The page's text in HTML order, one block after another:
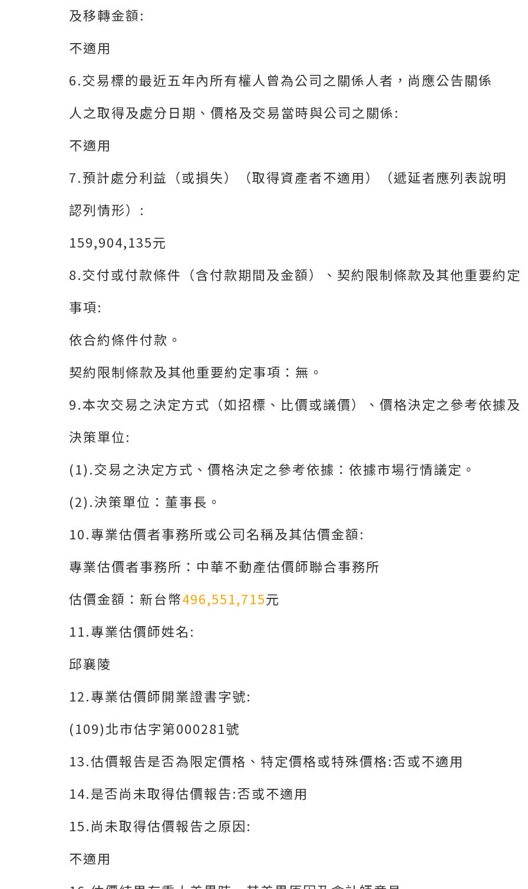
及移轉金額:
不適用
6.交易標的最近五年內所有權人曾為公司之關係人者，尚應公告關係
人之取得及處分日期、價格及交易當時與公司之關係:
不適用
7.預計處分利益（或損失）（取得資產者不適用）（遞延者應列表說明
認列情形）:
159,904,135元
8.交付或付款條件（含付款期間及金額）、契約限制條款及其他重要約定
事項:
依合約條件付款。
契約限制條款及其他重要約定事項：無。
9.本次交易之決定方式（如招標、比價或議價）、價格決定之參考依據及
決策單位:
(1).交易之決定方式、價格決定之參考依據：依據市場行情議定。
(2).決策單位：董事長。
10.專業估價者事務所或公司名稱及其估價金額:
專業估價者事務所：中華不動產估價師聯合事務所
估價金額：新台幣496,551,715元
11.專業估價師姓名:
邱襄陵
12.專業估價師開業證書字號:
(109)北市估字第000281號
13.估價報告是否為限定價格、特定價格或特殊價格:否或不適用
14.是否尚未取得估價報告:否或不適用
15.尚未取得估價報告之原因:
不適用